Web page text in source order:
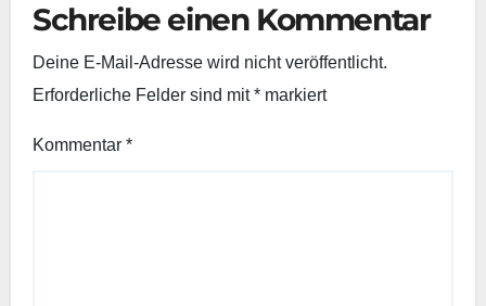
Schreibe einen Kommentar
Deine E-Mail-Adresse wird nicht veröffentlicht.
Erforderliche Felder sind mit* markiert
Kommentar *